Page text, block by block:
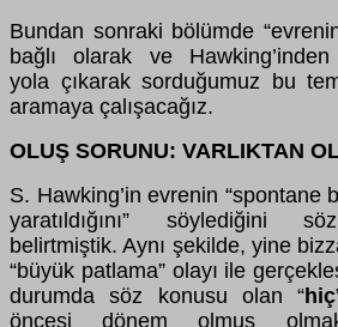
Bundan sonraki bölümde
bağlı olarak ve Hawking’inden
yola çıkarak sorduğumuz bu
aramaya çalışacağız.
OLUŞ SORUNU: VARLIKTAN
S. Hawking’in evrenin “spontane
yaratıldığını” söylediğini
belirtmiştik. Aynı şekilde, yine
“büyük patlama” olayı ile
durumda söz konusu olan “hiç
öncesi dönem olmuş